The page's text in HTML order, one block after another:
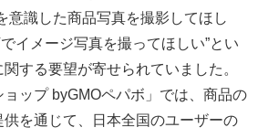
意識した商品写真を撮影してほし
イメージ写真を撮ってほしい”とい
する要望が寄せられていました。
ップ byGMOペパボ」では、商品の
を通じて、日本全国のユーザーの